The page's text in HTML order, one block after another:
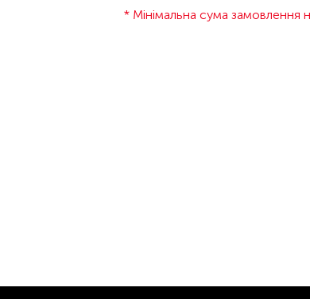
* Мінімальна сума замовлення